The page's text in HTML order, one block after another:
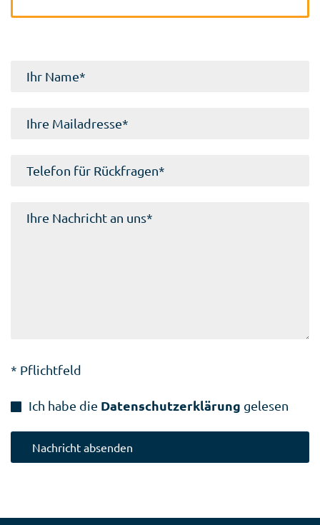
* Pflichtfeld
Ich habe die Datenschutzerklärung gelesen